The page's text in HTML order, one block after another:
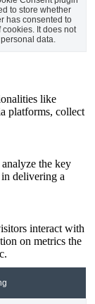
to store whether
has consented to
cookies. It does not
data.
like
platforms, collect
the key
delivering a
interact with
on metrics the